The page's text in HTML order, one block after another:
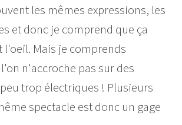
les mêmes expressions, les
et donc je comprend que ça
l'oeil. Mais je comprends
n'accroche pas sur des
trop électriques ! Plusieurs
spectacle est donc un gage